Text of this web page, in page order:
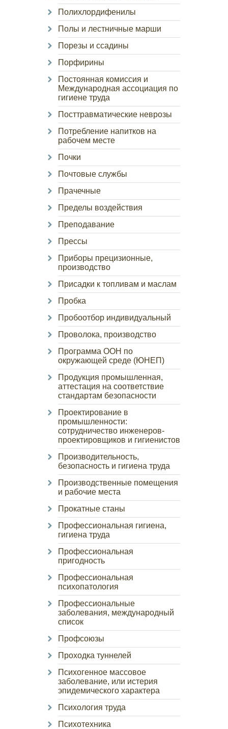
Полихлордифенилы
Полы и лестничные марши
Порезы и ссадины
Порфирины
Постоянная комиссия и
Международная ассоциация по
гигиене труда
Посттравматические неврозы
Потребление напитков на
рабочем месте
Почки
Почтовые службы
Прачечные
Пределы воздействия
Преподавание
Прессы
Приборы прецизионные,
производство
Присадки к топливам и маслам
Пробка
Пробоотбор индивидуальный
Проволока, производство
Программа ООН по
окружающей среде (ЮНЕП)
Продукция промышленная,
аттестация на соответствие
стандартам безопасности
Проектирование в
промышленности:
сотрудничество инженеров-
проектировщиков и гигиенистов
Производительность,
безопасность и гигиена труда
Производственные помещения
и рабочие места
Прокатные станы
Профессиональная гигиена,
гигиена труда
Профессиональная
пригодность
Профессиональная
психопатология
Профессиональные
заболевания, международный
список
Профсоюзы
Проходка туннелей
Психогенное массовое
заболевание, или истерия
эпидемического характера
Психология труда
Психотехника